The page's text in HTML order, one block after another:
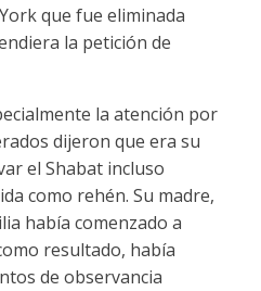
que fue eliminada
la petición de
la atención por
dijeron que era su
el Shabat incluso
como rehén. Su madre,
había comenzado a
resultado, había
de observancia